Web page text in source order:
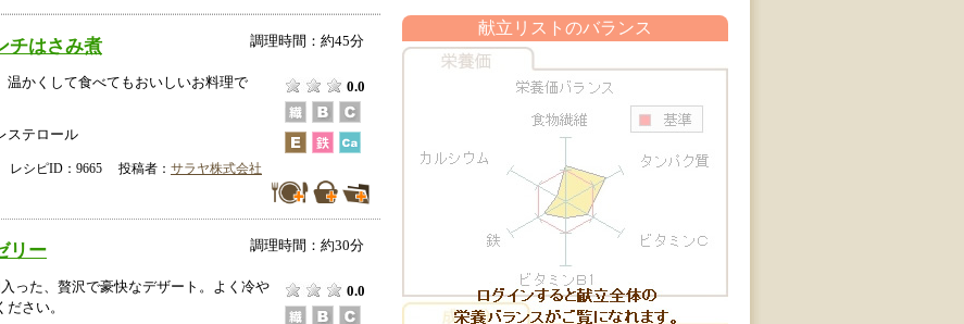
チはさみ煮 調理時間：約45分
温かくして食べてもおいしいお料理で
0.0
ステロール
レシピID：9665 投稿者： サラヤ株式会社
リー 調理時間：約30分
った、贅沢で豪快なデザート。よく冷や
さい。
0.0
献立リストのバランス